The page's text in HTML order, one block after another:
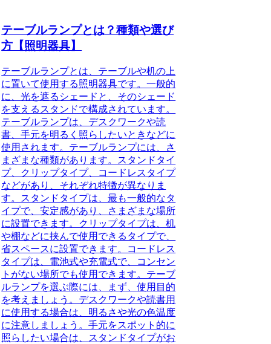
テーブルランプとは？種類や選び
方【照明器具】
テーブルランプとは、テーブルや机の上
に置いて使用する照明器具です。一般的
に、光を遮るシェードと、そのシェード
を支えるスタンドで構成されています。
テーブルランプは、デスクワークや読
書、手元を明るく照らしたいときなどに
使用されます。テーブルランプには、さ
まざまな種類があります。スタンドタイ
プ、クリップタイプ、コードレスタイプ
などがあり、それぞれ特徴が異なりま
す。スタンドタイプは、最も一般的なタ
イプで、安定感があり、さまざまな場所
に設置できます。クリップタイプは、机
や棚などに挟んで使用できるタイプで、
省スペースに設置できます。コードレス
タイプは、電池式や充電式で、コンセン
トがない場所でも使用できます。テーブ
ルランプを選ぶ際には、まず、使用目的
を考えましょう。デスクワークや読書用
に使用する場合は、明るさや光の色温度
に注意しましょう。手元をスポット的に
照らしたい場合は、スタンドタイプがお